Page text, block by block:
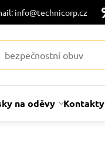
info@technicorp.cz
na oděvy Kontakty